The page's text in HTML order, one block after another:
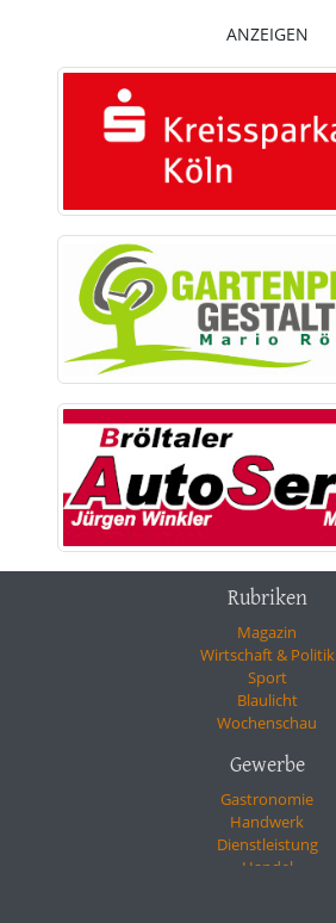
ANZEIGEN
Rubriken
Magazin
Wirtschaft & Politik
Sport
Blaulicht
Wochenschau
Gewerbe
Gastronomie
Handwerk
Dienstleistung
Handel